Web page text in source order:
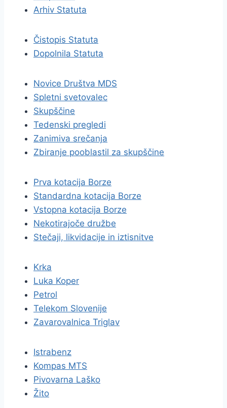
Arhiv Statuta
Čistopis Statuta
Dopolnila Statuta
Novice Društva MDS
Spletni svetovalec
Skupščine
Tedenski pregledi
Zanimiva srečanja
Zbiranje pooblastil za skupščine
Prva kotacija Borze
Standardna kotacija Borze
Vstopna kotacija Borze
Nekotirajoče družbe
Stečaji, likvidacije in iztisnitve
Krka
Luka Koper
Petrol
Telekom Slovenije
Zavarovalnica Triglav
Istrabenz
Kompas MTS
Pivovarna Laško
Žito